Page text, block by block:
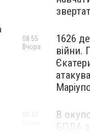
1626
війни.
08:55
Вчора
В
БПЛА